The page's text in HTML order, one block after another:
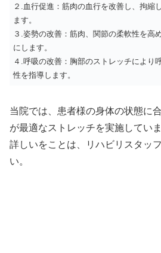
２.血行促進：筋肉の血行を改善し、拘縮
ます。
３.姿勢の改善：筋肉、関節の柔軟性を高
にします。
４.呼吸の改善：胸部のストレッチにより
性を指導します。
当院では、患者様の身体の状態に
が最適なストレッチを実施していま
詳しいをことは、リハビリスタッ
い。